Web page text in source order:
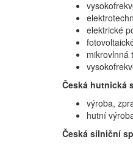
elektrické
mikrovlnná
Česká hutnická
výroba,
hutní
Česká silniční